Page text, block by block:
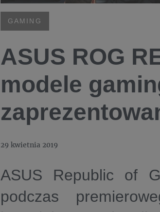
GAMING
ASUS ROG
modele
29 kwietnia 2019
ASUS Republic of
podczas